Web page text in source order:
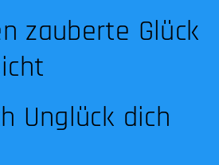
zauberte Glück
Unglück dich